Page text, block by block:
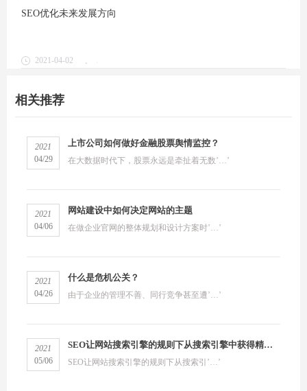
SEO优化未来发展方向
2021-04-02
相关推荐
上市公司如何做好金融股票舆情监控？
在大数据时代下，股票永远是牵扯着无数’…’
2021
04/29
网站建设中如何决定网站的主题
在做企业官网的整体规划和设计方案时’…’
2021
04/06
什么是危机公关？
由于企业的管理不善、同行竞争甚至遭’…’
2021
04/26
SEO让网站搜索引擎的规则下从搜索引擎中获得精准流量
SEO让网站搜索引擎的规则下从搜索引’…’
2021
05/06